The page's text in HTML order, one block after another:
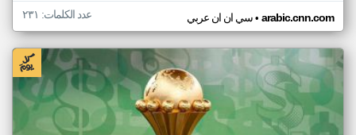
سي ان ان عربي• arabic.cnn.com عدد الكلمات: ٢٣١